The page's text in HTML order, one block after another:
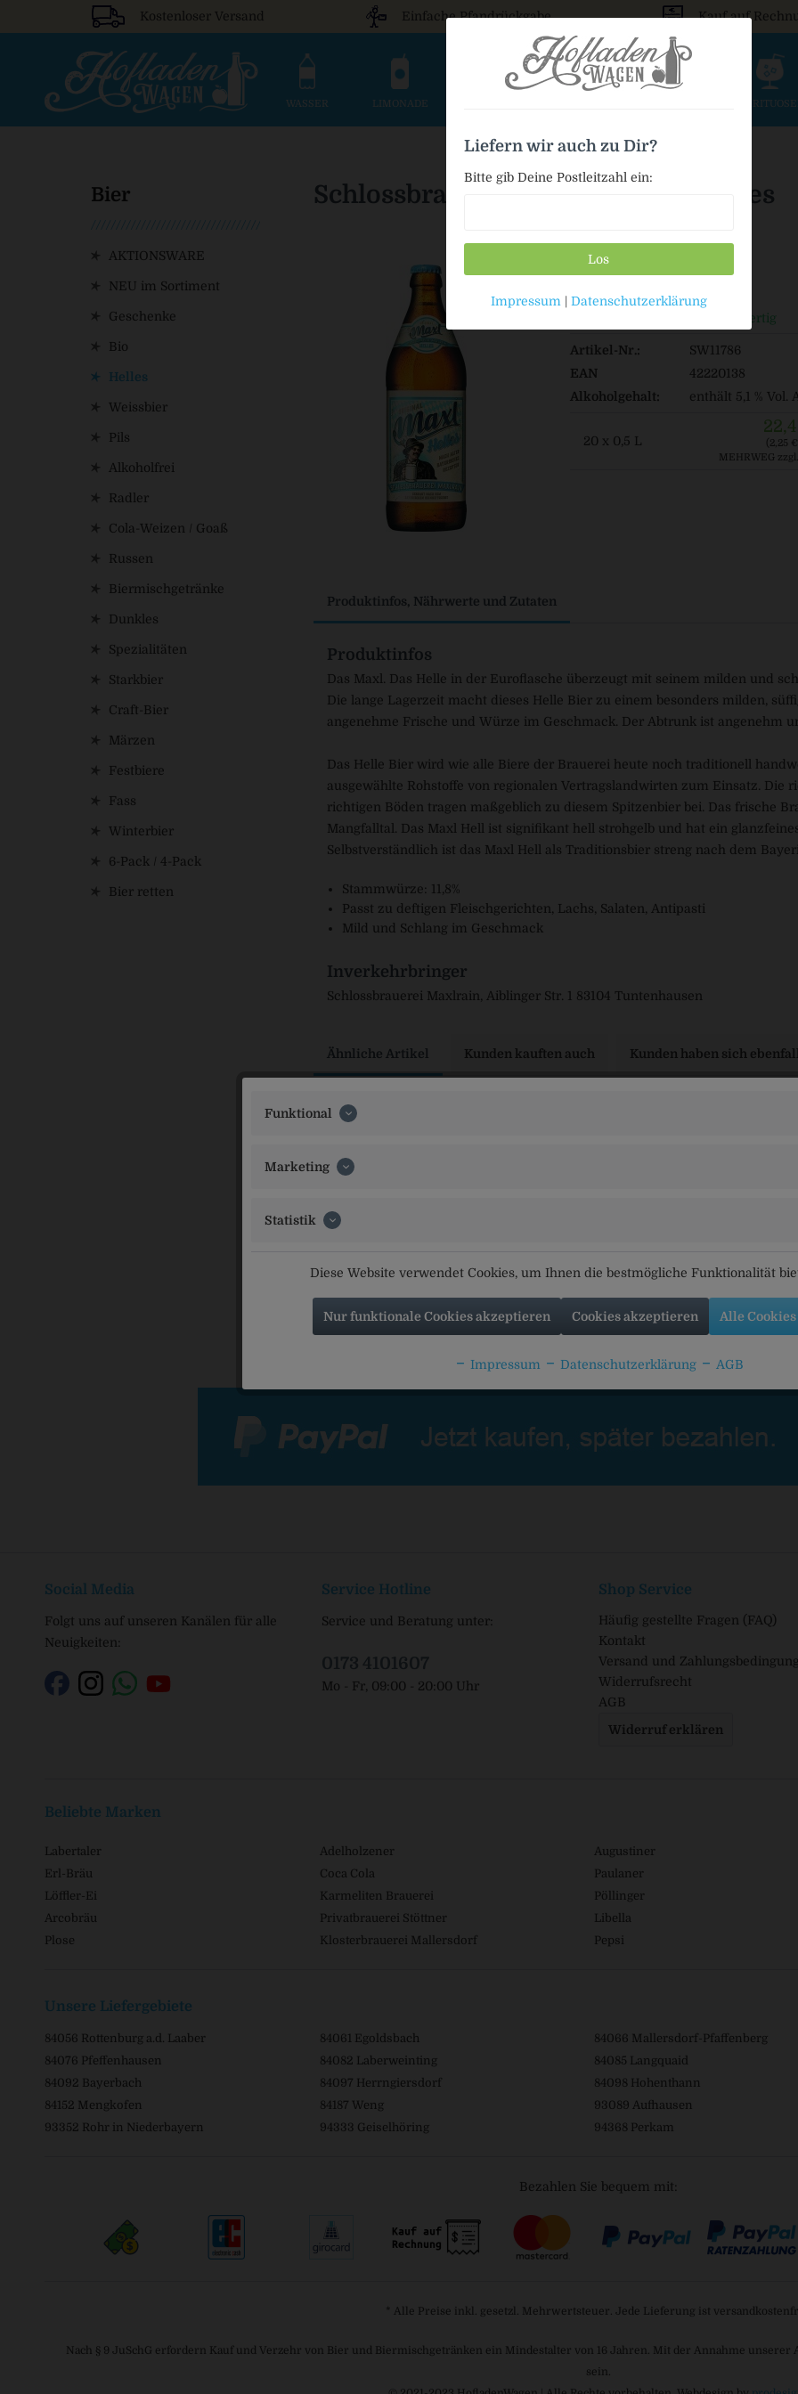
Kostenloser Versand Einfache Pfandrückgabe Kauf auf
WASSER LIMONADE
Bier
AKTIONSWARE
NEU im Sortiment
Geschenke
Bio
Helles
Weissbier
Pils
Alkoholfrei
Radler
Cola-Weizen / Goaß
Russen
Biermischgetränke
Dunkles
Spezialitäten
Starkbier
Craft-Bier
Märzen
Festbiere
Fass
Winterbier
6-Pack / 4-Pack
Bier retten
Schlossbrauerei Maxlrain Maxl Helles
22,49 € *
Auf Lager / Sofort versandfertig
Artikel-Nr.:
SW11786
EAN
42220138
Alkoholgehalt:
enthält 5,1 % Vol.
20 x 0,5 L
(2,25
MEHRWEG
Produktinfos, Nährwerte und Zutaten
Produktinfos
Das Maxl. Das Helle in der Euroflasche überzeugt mit seinem milden und
Die lange Lagerzeit macht dieses Helle Bier zu einem besonders milden,
angenehme Frische und Würze im Geschmack. Der Abtrunk ist angenehm
Das Helle Bier wird wie alle Biere der Brauerei heute noch traditionell
ausgewählte Rohstoffe von regionalen Vertragslandwirten zum Einsatz. Die
richtigen Böden tragen maßgeblich zu diesem Spitzenbier bei. Das frische
Mangfalltal. Das Maxl Hell ist signifikant hell strohgelb und hat ein
Selbstverständlich ist das Maxl Hell als Traditionsbier streng nach dem
Stammwürze: 11,8%
Passt zu deftigen Fleischgerichten, Lachs, Salaten, Antipasti
Mild und Schlang im Geschmack
Inverkehrbringer
Schlossbrauerei Maxlrain, Aiblinger Str. 1 83104 Tuntenhausen
Ähnliche Artikel Kunden kauften auch Kunden haben sich
Social Media
Folgt uns auf unseren Kanälen für alle
Neuigkeiten:
Service Hotline
Service und Beratung unter:
0173 4101607
Mo - Fr, 09:00 - 20:00 Uhr
Shop Service
Häufig gestellte Fragen (FAQ)
Kontakt
Versand und
Widerrufsrecht
AGB
Widerruf erklären
Beliebte Marken
Labertaler Adelholzener Augustiner
Erl-Bräu
Coca Cola Paulaner
Löffler-Ei
Karmeliten Brauerei Pöllinger
Arcobräu
Privatbrauerei Stöttner Libella
Plose
Klosterbrauerei Mallersdorf Pepsi
Unsere Liefergebiete
84056 Rottenburg a.d. Laaber 84061 Egoldsbach 84066 Mallersdorf-Pfaffenberg
84076 Pfeffenhausen
84082 Laberweinting 84085 Langquaid
84092 Bayerbach
84097 Herrngiersdorf 84098 Hohenthann
84152 Mengkofen
84187 Weng 93089 Aufhausen
93352 Rohr in Niederbayern
94333 Geiselhöring 94368 Perkam
Bezahlen Sie bequem mit:
* Alle Preise inkl. gesetzl. Mehrwertsteuer. Jede Lieferung ist
Nach § 9 JuSchG erfordern Kauf und Verzehr von Bier und Biermischgetränken ein Mindestalter von 16 Jahren. Mit der Annahme unserer
sein.
Funktional
Marketing
Statistik
Diese Website verwendet Cookies, um Ihnen die bestmögliche Funktionalität
Nur funktionale Cookies akzeptieren Cookies akzeptieren Alle
Impressum Datenschutzerklärung AGB
Liefern wir auch zu Dir?
Bitte gib Deine Postleitzahl ein:
Los
Impressum | Datenschutzerklärung